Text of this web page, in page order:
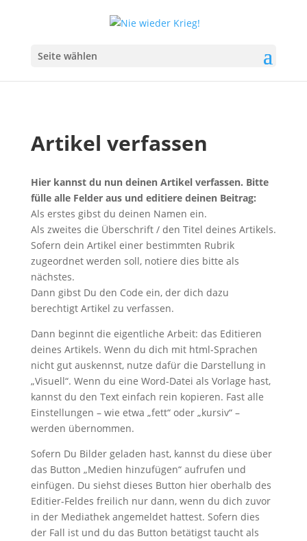
Seite wählen
Artikel verfassen
Hier kannst du nun deinen Artikel verfassen. Bitte
fülle alle Felder aus und editiere deinen Beitrag:
Als erstes gibst du deinen Namen ein.
Als zweites die Überschrift / den Titel deines Artikels.
Sofern dein Artikel einer bestimmten Rubrik
zugeordnet werden soll, notiere dies bitte als
nächstes.
Dann gibst Du den Code ein, der dich dazu
berechtigt Artikel zu verfassen.
Dann beginnt die eigentliche Arbeit: das Editieren
deines Artikels. Wenn du dich mit html-Sprachen
nicht gut auskennst, nutze dafür die Darstellung in
„Visuell“. Wenn du eine Word-Datei als Vorlage hast,
kannst du den Text einfach rein kopieren. Fast alle
Einstellungen – wie etwa „fett“ oder „kursiv“ –
werden übernommen.
Sofern Du Bilder geladen hast, kannst du diese über
das Button „Medien hinzufügen“ aufrufen und
einfügen. Du siehst dieses Button hier oberhalb des
Editier-Feldes freilich nur dann, wenn du dich zuvor
in der Mediathek angemeldet hattest. Sofern dies
der Fall ist und du das Button betätigst taucht als